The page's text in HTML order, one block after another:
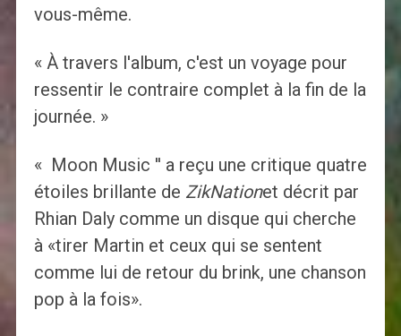
vous-même.
« À travers l'album, c'est un voyage pour
ressentir le contraire complet à la fin de la
journée. »
« Moon Music '' a reçu une critique quatre
étoiles brillante de ZikNationet décrit par
Rhian Daly comme un disque qui cherche
à «tirer Martin et ceux qui se sentent
comme lui de retour du brink, une chanson
pop à la fois».